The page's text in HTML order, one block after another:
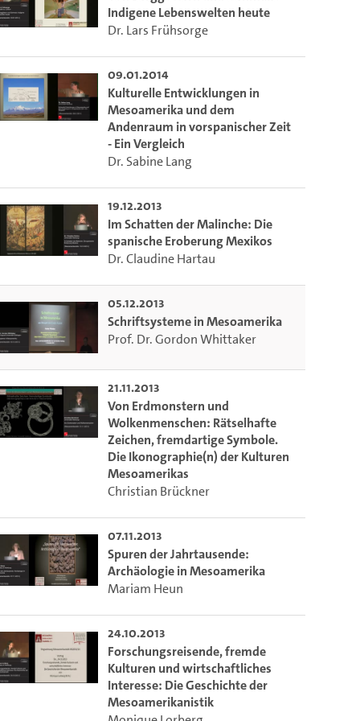
aktuelle Zeit auszuwählen.
aktuelle Zeit auszuwählen.
Indigene Lebenswelten heute
Dr. Lars Frühsorge
09.01.2014
Kulturelle Entwicklungen in
Mesoamerika und dem
Andenraum in vorspanischer Zeit
- Ein Vergleich
Dr. Sabine Lang
19.12.2013
Im Schatten der Malinche: Die
spanische Eroberung Mexikos
Dr. Claudine Hartau
05.12.2013
Schriftsysteme in Mesoamerika
Prof. Dr. Gordon Whittaker
21.11.2013
Von Erdmonstern und
Wolkenmenschen: Rätselhafte
Zeichen, fremdartige Symbole.
Die Ikonographie(n) der Kulturen
Mesoamerikas
Christian Brückner
07.11.2013
Spuren der Jahrtausende:
Archäologie in Mesoamerika
Mariam Heun
24.10.2013
Forschungsreisende, fremde
Kulturen und wirtschaftliches
Interesse: Die Geschichte der
Mesoamerikanistik